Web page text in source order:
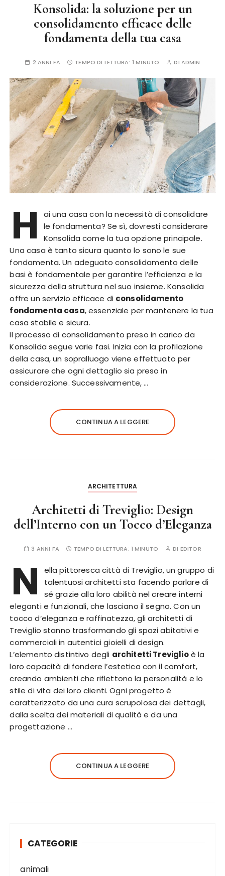
Konsolida: la soluzione per un
consolidamento efficace delle
fondamenta della tua casa
2 ANNI FA TEMPO DI LETTURA: 1 MINUTO DI ADMIN
H
ai una casa con la necessità di consolidare
le fondamenta? Se sì, dovresti considerare
Konsolida come la tua opzione principale.
Una casa è tanto sicura quanto lo sono le sue
fondamenta. Un adeguato consolidamento delle
basi è fondamentale per garantire l’efficienza e la
sicurezza della struttura nel suo insieme. Konsolida
offre un servizio efficace di consolidamento
fondamenta casa, essenziale per mantenere la tua
casa stabile e sicura.
Il processo di consolidamento preso in carico da
Konsolida segue varie fasi. Inizia con la profilazione
della casa, un sopralluogo viene effettuato per
assicurare che ogni dettaglio sia preso in
considerazione. Successivamente, …
CONTINUA A LEGGERE
ARCHITETTURA
Architetti di Treviglio: Design
dell’Interno con un Tocco d’Eleganza
3 ANNI FA TEMPO DI LETTURA: 1 MINUTO DI EDITOR
N
ella pittoresca città di Treviglio, un gruppo di
talentuosi architetti sta facendo parlare di
sé grazie alla loro abilità nel creare interni
eleganti e funzionali, che lasciano il segno. Con un
tocco d’eleganza e raffinatezza, gli architetti di
Treviglio stanno trasformando gli spazi abitativi e
commerciali in autentici gioielli di design.
L’elemento distintivo degli architetti Treviglioè la
loro capacità di fondere l’estetica con il comfort,
creando ambienti che riflettono la personalità e lo
stile di vita dei loro clienti. Ogni progetto è
caratterizzato da una cura scrupolosa dei dettagli,
dalla scelta dei materiali di qualità e da una
progettazione …
CONTINUA A LEGGERE
CATEGORIE
animali